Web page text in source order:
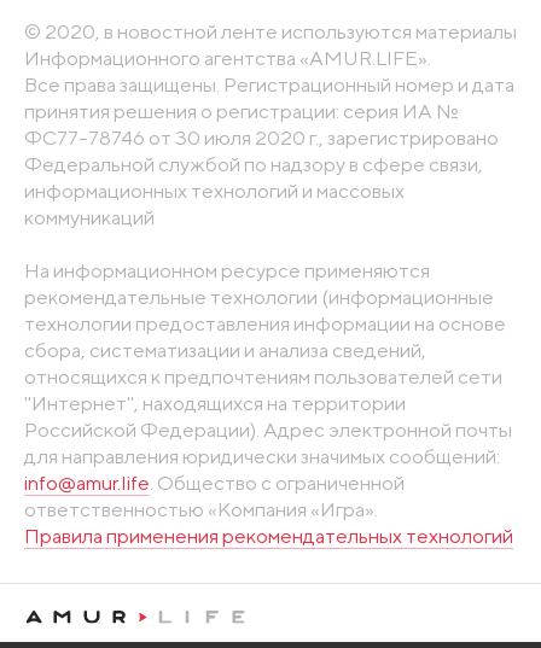
© 2020, в новостной ленте используются материалы
Информационного агентства «AMUR.LIFE».
Все права защищены. Регистрационный номер и дата
принятия решения о регистрации: серия ИА №
ФС77-78746 от 30 июля 2020 г., зарегистрировано
Федеральной службой по надзору в сфере связи,
информационных технологий и массовых
коммуникаций
На информационном ресурсе применяются
рекомендательные технологии (информационные
технологии предоставления информации на основе
сбора, систематизации и анализа сведений,
относящихся к предпочтениям пользователей сети
"Интернет", находящихся на территории
Российской Федерации). Адрес электронной почты
для направления юридически значимых сообщений:
info@amur.life. Общество с ограниченной
ответственностью «Компания «Игра».
Правила применения рекомендательных технологий